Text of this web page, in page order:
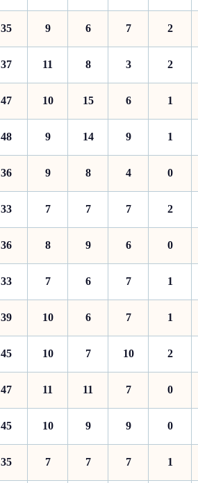
35 9 6 7 2
37 11 8 3 2
47 10 15 6 1
48 9 14 9 1
36 9 8 4 0
33 7 7 7 2
36 8 9 6 0
33 7 6 7 1
39 10 6 7 1
45 10 7 10 2
47 11 11 7 0
45 10 9 9 0
35 7 7 7 1